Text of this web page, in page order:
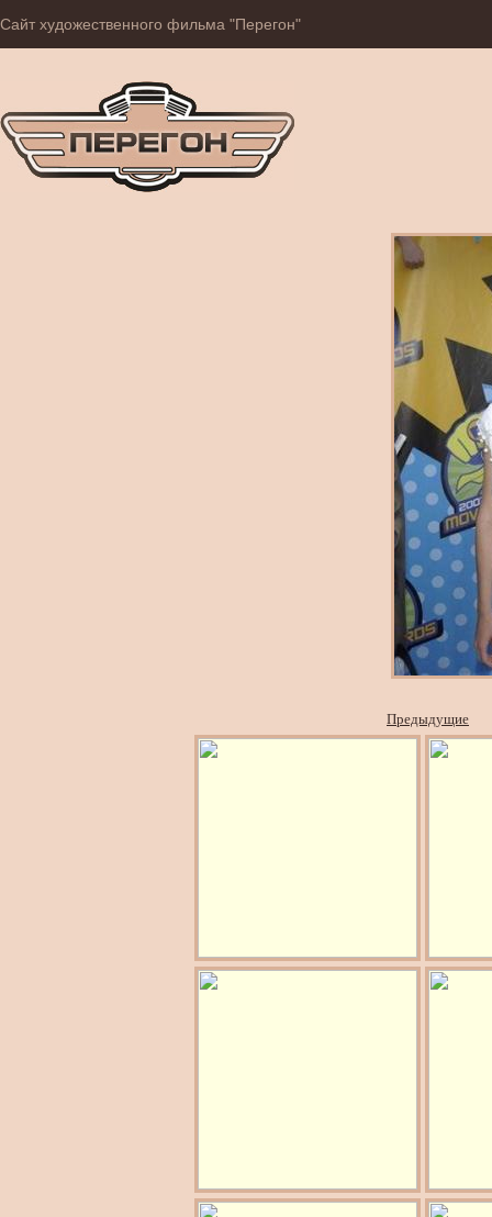
Сайт художественного фильма "Перегон"
Предыдущие